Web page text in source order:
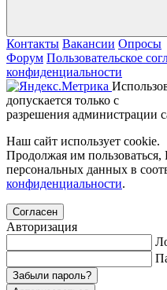
Контакты Вакансии Опросы
Форум Пользовательское
конфиденциальности
допускается только с
разрешения администрации
Наш сайт использует cookie.
Продолжая им пользоваться,
персональных данных в
конфиденциальности.
Согласен
Авторизация
Забыли пароль?